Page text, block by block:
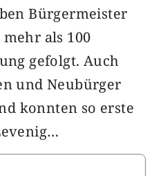
Bürgermeister
als 100
gefolgt. Auch
und Neubürger
konnten so erste